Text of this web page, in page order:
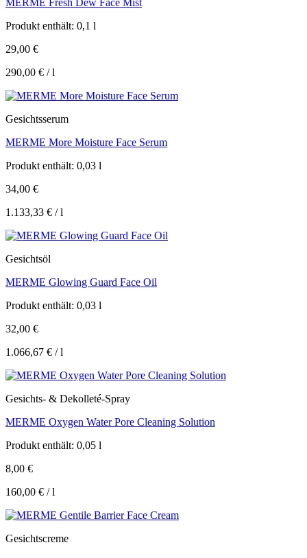
MERME Fresh Dew Face Mist
Produkt enthält: 0,1 l
29,00 €
290,00 € /l
Gesichtsserum
MERME More Moisture Face Serum
Produkt enthält: 0,03 l
34,00 €
1.133,33 € /l
Gesichtsöl
MERME Glowing Guard Face Oil
Produkt enthält: 0,03 l
32,00 €
1.066,67 € /l
Gesichts- & Dekolleté-Spray
MERME Oxygen Water Pore Cleaning Solution
Produkt enthält: 0,05 l
8,00 €
160,00 € /l
Gesichtscreme